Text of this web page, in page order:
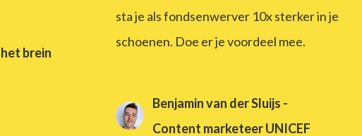
brein
sta je als fondsenwerver 10x sterker in je
schoenen. Doe er je voordeel mee.
Benjamin van der Sluijs -
Content marketeer UNICEF